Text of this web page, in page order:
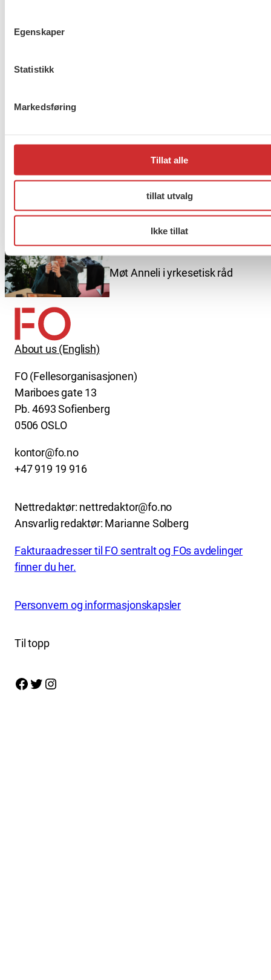
Egenskaper
Statistikk
Markedsføring
Tillat alle
tillat utvalg
Ikke tillat
Er du berørt av brannen i
Møt Anneli i yrkesetisk råd
About us (English)
FO (Fellesorganisasjonen)
Mariboes gate 13
Pb. 4693 Sofienberg
0506 OSLO
kontor@fo.no
+47 919 19 916
Nettredaktør: nettredaktor@fo.no
Ansvarlig redaktør: Marianne Solberg
Fakturaadresser til FO sentralt og FOs avdelinger
finner du her.
Personvern og informasjonskapsler
Til topp
Facebook Twitter Instagram